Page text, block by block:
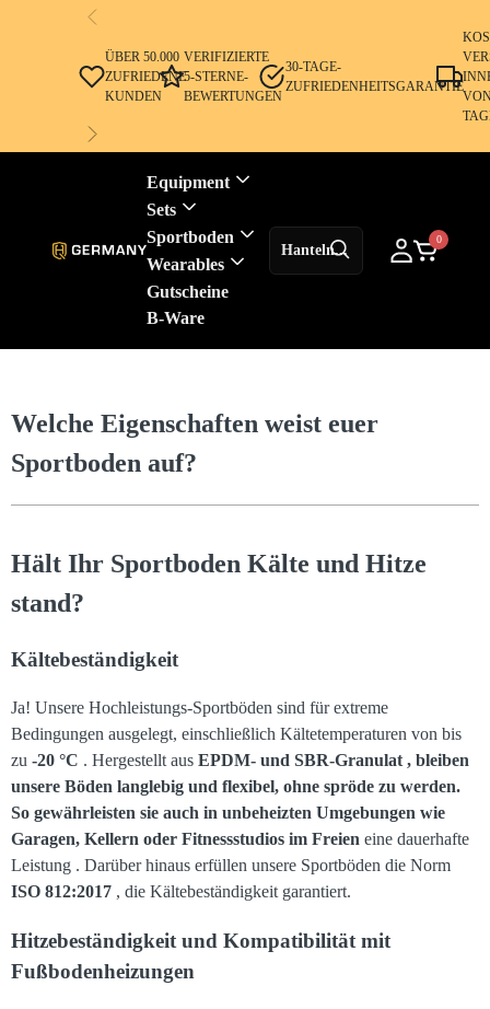
ÜBER 50.000
ZUFRIEDENE
KUNDEN
VERIFIZIERTE
5-STERNE-
BEWERTUNGEN
30-TAGE-
ZUFRIEDENHEITSGARANTIE
Equipment
Sets
Sportboden
Wearables
Gutscheine
B-Ware
0
Welche Eigenschaften weist euer
Sportboden auf?
Hält Ihr Sportboden Kälte und Hitze
stand?
Kältebeständigkeit
Ja! Unsere Hochleistungs-Sportböden sind für extreme
Bedingungen ausgelegt, einschließlich Kältetemperaturen von bis
zu -20 °C . Hergestellt aus EPDM- und SBR-Granulat , bleiben
unsere Böden langlebig und flexibel, ohne spröde zu werden.
So gewährleisten sie auch in unbeheizten Umgebungen wie
Garagen, Kellern oder Fitnessstudios im Freien eine dauerhafte
Leistung . Darüber hinaus erfüllen unsere Sportböden die Norm
ISO 812:2017 , die Kältebeständigkeit garantiert.
Hitzebeständigkeit und Kompatibilität mit
Fußbodenheizungen